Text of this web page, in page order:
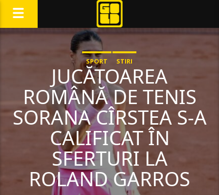
SPORT STIRI
JUCĂTOAREA
ROMÂNĂ DE TENIS
SORANA CÎRSTEA S-A
CALIFICAT ÎN
SFERTURI LA
ROLAND GARROS